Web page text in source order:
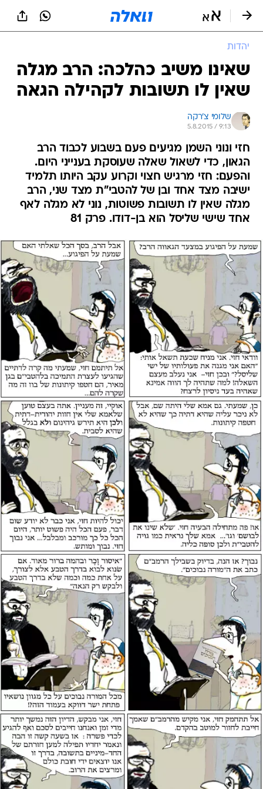
יהדות
שאינו משיב כהלכה: הרב מגלה
שאין לו תשובות לקהילה הגאה
שלומי צ'רקה
5.8.2015 / 9:13
חזי ונוני השמן מגיעים פעם בשבוע לכבוד הרב
הגאון, כדי לשאול שאלה שעוסקת בענייני היום.
והפעם: חזי מרגיש חצוי וקרוע עקב היותו תלמיד
ישיבה מצד אחד ובן של להטבי"ת מצד שני, הרב
מגלה שאין לו תשובות פשוטות, נוני לא מגלה לאף
אחד שישי שליסל הוא בן-דודו. פרק 81